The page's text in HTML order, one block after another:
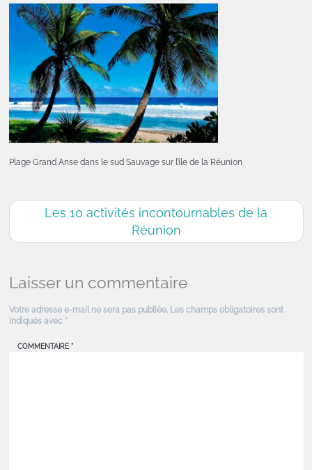
Plage Grand Anse dans le sud Sauvage sur l’île de la Réunion
Les 10 activités incontournables de la
Réunion
Laisser un commentaire
Votre adresse e-mail ne sera pas publiée. Les champs obligatoires sont
indiqués avec *
COMMENTAIRE *